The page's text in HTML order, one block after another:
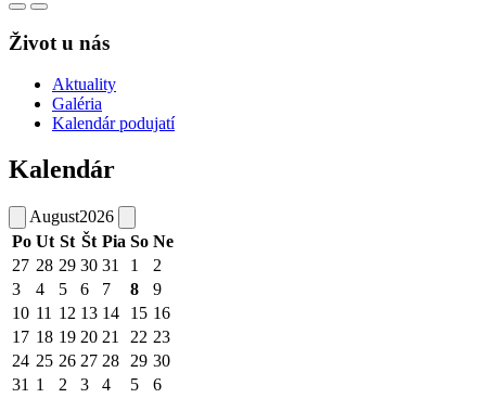
Život u nás
Aktuality
Galéria
Kalendár podujatí
Kalendár
August2026
Po Ut St Št Pia So Ne
27 28 29 30 31 1
2
3
4 5 6 7 8
9
10 11 12 13 14 15 16
17 18 19 20 21 22 23
24 25 26 27 28 29 30
31 1 2 3 4 5 6